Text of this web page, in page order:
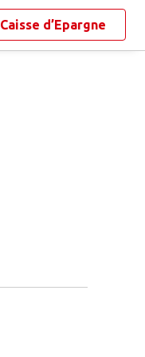
Caisse d’Epargne